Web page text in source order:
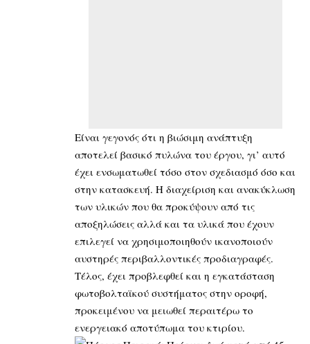
Είναι γεγονός ότι η βιώσιμη ανάπτυξη
αποτελεί βασικό πυλώνα του έργου, γι’ αυτό
έχει ενσωματωθεί τόσο στον σχεδιασμό όσο και
στην κατασκευή. Η διαχείριση και ανακύκλωση
των υλικών που θα προκύψουν από τις
αποξηλώσεις αλλά και τα υλικά που έχουν
επιλεγεί να χρησιμοποιηθούν ικανοποιούν
αυστηρές περιβαλλοντικές προδιαγραφές.
Τέλος, έχει προβλεφθεί και η εγκατάσταση
φωτοβολταϊκού συστήματος στην οροφή,
προκειμένου να μειωθεί περαιτέρω το
ενεργειακό αποτύπωμα του κτιρίου.